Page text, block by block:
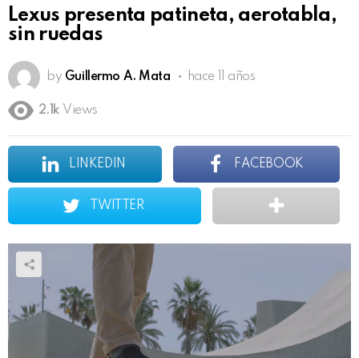
Lexus presenta patineta, aerotabla,
sin ruedas
by Guillermo A. Mata hace 11 años
2.1k Views
LINKEDIN FACEBOOK
TWITTER